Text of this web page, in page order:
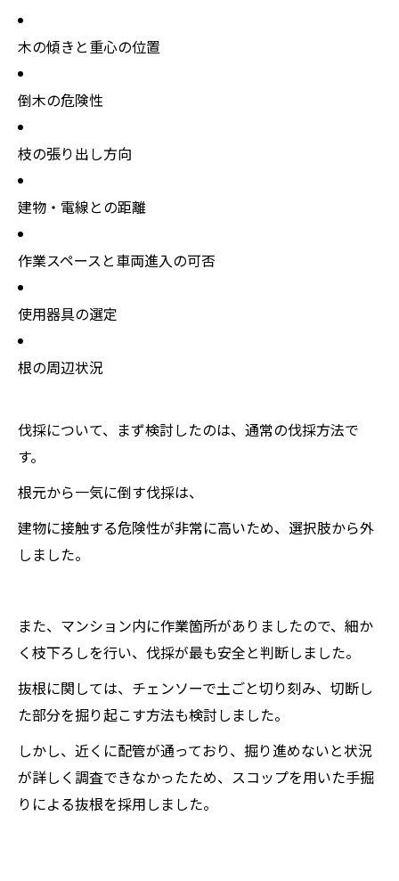
木の傾きと重心の位置
倒木の危険性
枝の張り出し方向
建物・電線との距離
作業スペースと車両進入の可否
使用器具の選定
根の周辺状況
伐採について、まず検討したのは、通常の伐採方法で
す。
根元から一気に倒す伐採は、
建物に接触する危険性が非常に高いため、選択肢から外
しました。
また、マンション内に作業箇所がありましたので、細か
く枝下ろしを行い、伐採が最も安全と判断しました。
抜根に関しては、チェンソーで土ごと切り刻み、切断し
た部分を掘り起こす方法も検討しました。
しかし、近くに配管が通っており、掘り進めないと状況
が詳しく調査できなかったため、スコップを用いた手掘
りによる抜根を採用しました。